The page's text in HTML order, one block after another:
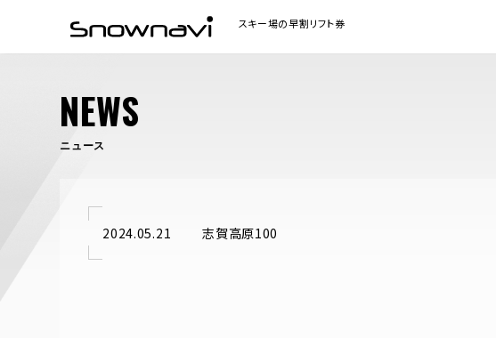
NEWS
ニュース
2024.05.21 志賀高原100